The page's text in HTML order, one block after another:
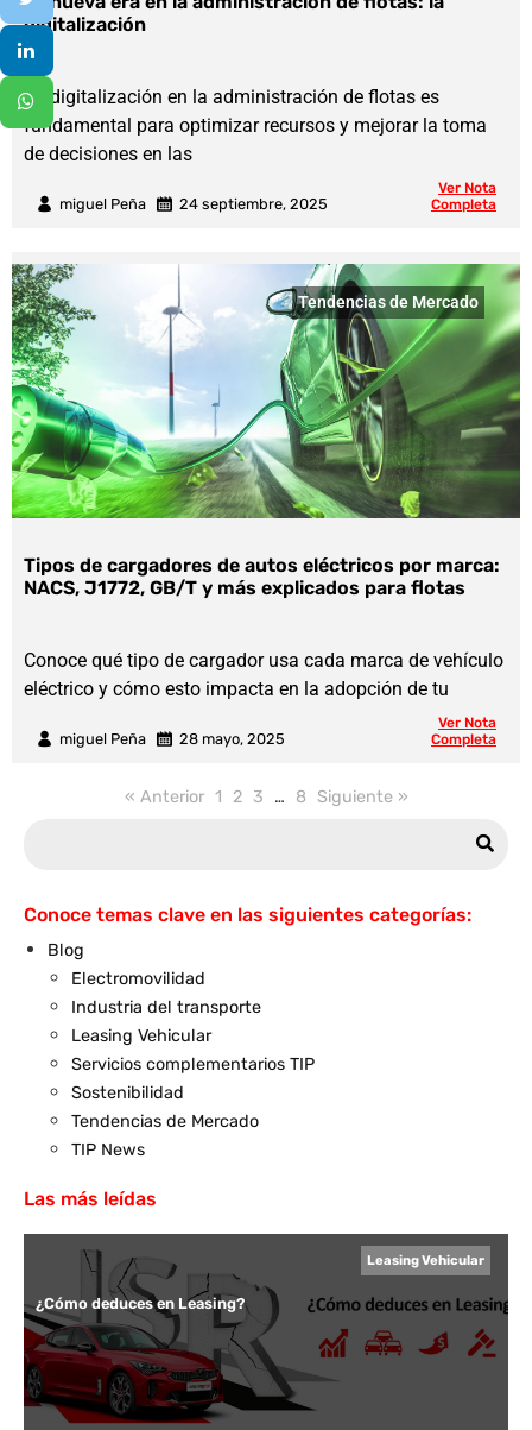
digitalización
miguel Peña 24 septiembre, 2025
La digitalización en la administración de flotas es
fundamental para optimizar recursos y mejorar la toma
de decisiones en las
Ver Nota
Completa
Tipos de cargadores de autos eléctricos por marca:
NACS, J1772, GB/T y más explicados para flotas
miguel Peña 28 mayo, 2025
Tendencias de Mercado
Conoce qué tipo de cargador usa cada marca de vehículo
eléctrico y cómo esto impacta en la adopción de tu
Ver Nota
Completa
« Anterior 1 2 3 … 8 Siguiente »
Conoce temas clave en las siguientes categorías:
Blog
Electromovilidad
Industria del transporte
Leasing Vehicular
Servicios complementarios TIP
Sostenibilidad
Tendencias de Mercado
TIP News
Las más leídas
Leasing Vehicular
¿Cómo deduces en Leasing?